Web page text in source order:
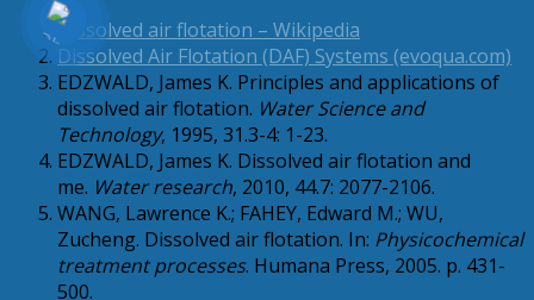
Dissolved air flotation – Wikipedia
Dissolved Air Flotation (DAF) Systems (evoqua.com)
EDZWALD, James K. Principles and applications of
dissolved air flotation. Water Science and
Technology, 1995, 31.3-4: 1-23.
EDZWALD, James K. Dissolved air flotation and
me. Water research, 2010, 44.7: 2077-2106.
WANG, Lawrence K.; FAHEY, Edward M.; WU,
Zucheng. Dissolved air flotation. In: Physicochemical
treatment processes. Humana Press, 2005. p. 431-
500.